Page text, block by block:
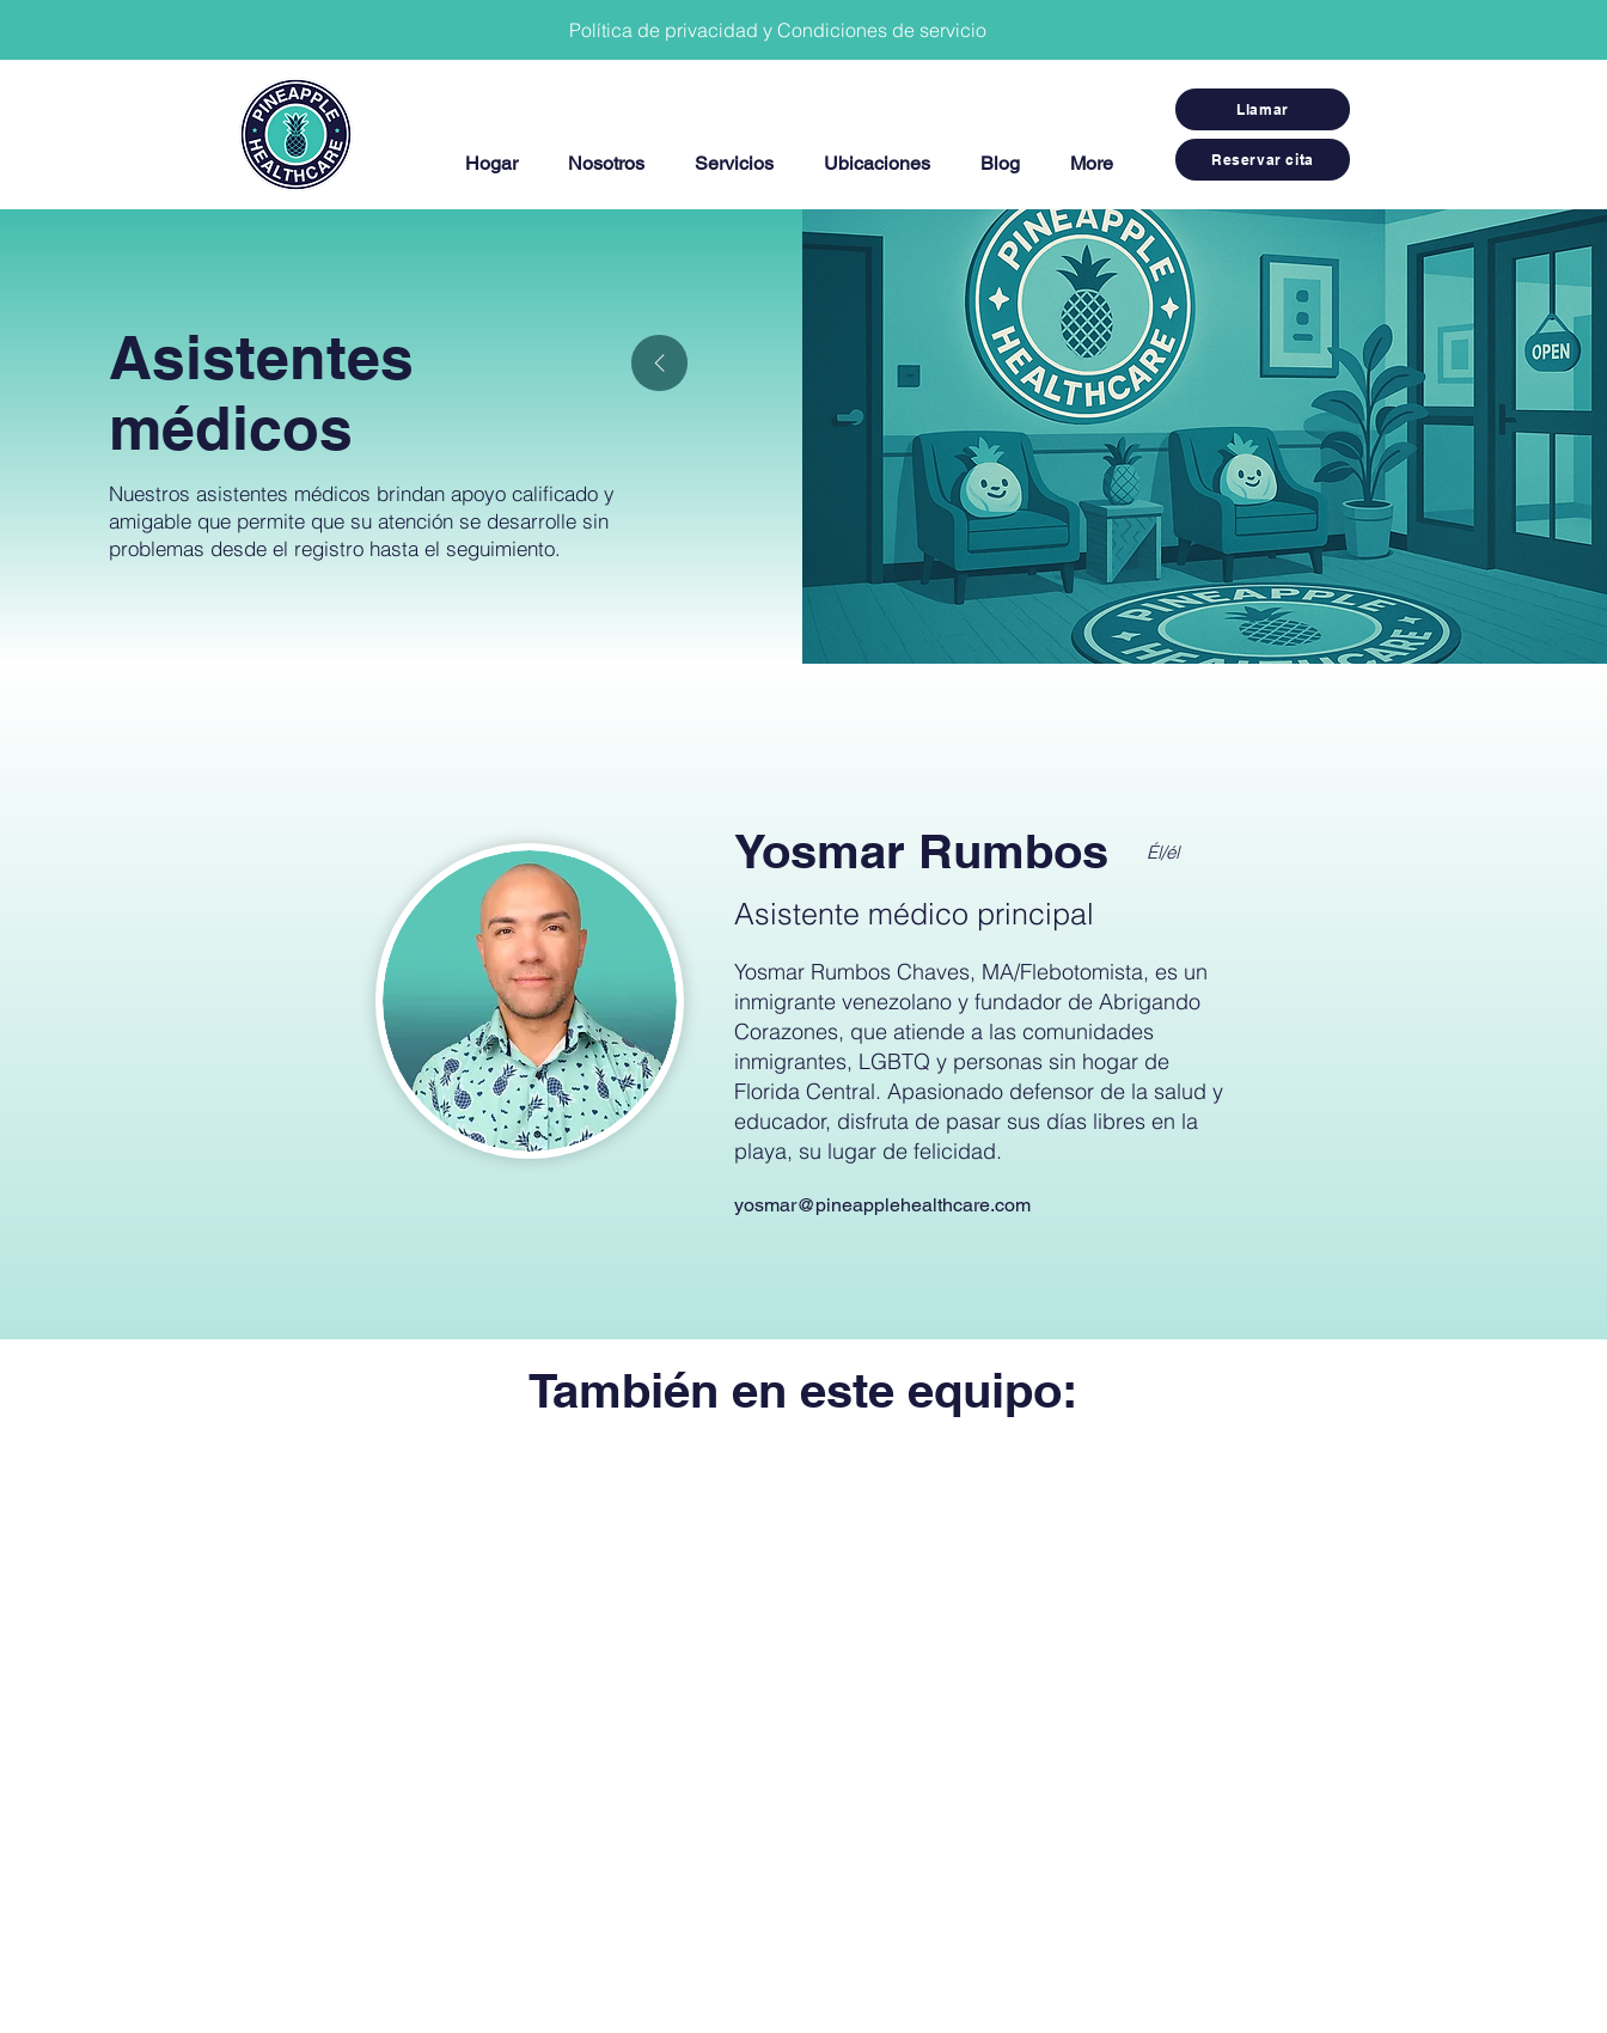
Política de privacidad y Condiciones de servicio
Hogar Nosotros Servicios Ubicaciones Blog More
Llamar
Reservar cita
Asistentes
médicos
Nuestros asistentes médicos brindan apoyo calificado y
amigable que permite que su atención se desarrolle sin
problemas desde el registro hasta el seguimiento.
Yosmar Rumbos Él/él
Asistente médico principal
Yosmar Rumbos Chaves, MA/Flebotomista, es un
inmigrante venezolano y fundador de Abrigando
Corazones, que atiende a las comunidades
inmigrantes, LGBTQ y personas sin hogar de
Florida Central. Apasionado defensor de la salud y
educador, disfruta de pasar sus días libres en la
playa, su lugar de felicidad.
yosmar@pineapplehealthcare.com
También en este equipo: